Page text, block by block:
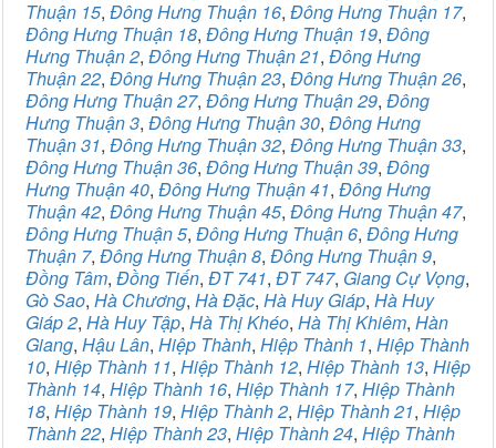
Thuận 15, Đông Hưng Thuận 16, Đông Hưng Thuận 17,
Đông Hưng Thuận 18, Đông Hưng Thuận 19, Đông
Hưng Thuận 2, Đông Hưng Thuận 21, Đông Hưng
Thuận 22, Đông Hưng Thuận 23, Đông Hưng Thuận 26,
Đông Hưng Thuận 27, Đông Hưng Thuận 29, Đông
Hưng Thuận 3, Đông Hưng Thuận 30, Đông Hưng
Thuận 31, Đông Hưng Thuận 32, Đông Hưng Thuận 33,
Đông Hưng Thuận 36, Đông Hưng Thuận 39, Đông
Hưng Thuận 40, Đông Hưng Thuận 41, Đông Hưng
Thuận 42, Đông Hưng Thuận 45, Đông Hưng Thuận 47,
Đông Hưng Thuận 5, Đông Hưng Thuận 6, Đông Hưng
Thuận 7, Đông Hưng Thuận 8, Đông Hưng Thuận 9,
Đồng Tâm, Đồng Tiến, ĐT 741, ĐT 747, Giang Cự Vọng,
Gò Sao, Hà Chương, Hà Đặc, Hà Huy Giáp, Hà Huy
Giáp 2, Hà Huy Tập, Hà Thị Khéo, Hà Thị Khiêm, Hàn
Giang, Hậu Lân, Hiệp Thành, Hiệp Thành 1, Hiệp Thành
10, Hiệp Thành 11, Hiệp Thành 12, Hiệp Thành 13, Hiệp
Thành 14, Hiệp Thành 16, Hiệp Thành 17, Hiệp Thành
18, Hiệp Thành 19, Hiệp Thành 2, Hiệp Thành 21, Hiệp
Thành 22, Hiệp Thành 23, Hiệp Thành 24, Hiệp Thành